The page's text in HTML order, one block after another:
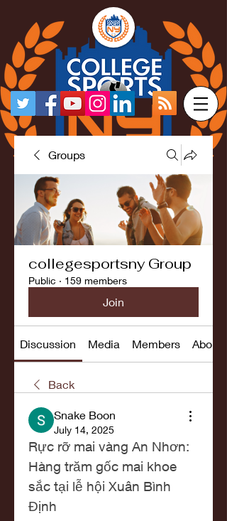
Groups
collegesportsny Group
Public · 159 members
Join
Discussion Media Members About
Back
Snake Boon
July 14, 2025
Rực rỡ mai vàng An Nhơn:
Hàng trăm gốc mai khoe
sắc tại lễ hội Xuân Bình
Định